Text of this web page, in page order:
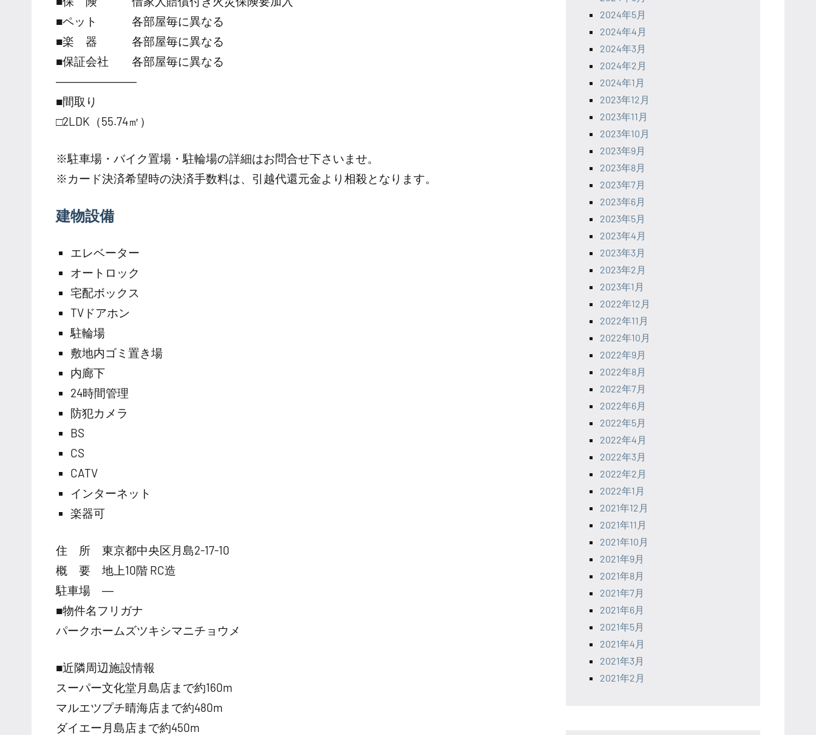
■ペット 各部屋毎に異なる
■楽 器 各部屋毎に異なる
■保証会社 各部屋毎に異なる
―――――――
■間取り
□2LDK（55.74㎡）
※駐車場・バイク置場・駐輪場の詳細はお問合せ下さいませ。
※カード決済希望時の決済手数料は、引越代還元金より相殺となります。
建物設備
エレベーター
オートロック
宅配ボックス
TVドアホン
駐輪場
敷地内ゴミ置き場
内廊下
24時間管理
防犯カメラ
BS
CS
CATV
インターネット
楽器可
住 所 東京都中央区月島2-17-10
概 要 地上10階 RC造
駐車場 ―
■物件名フリガナ
パークホームズツキシマニチョウメ
■近隣周辺施設情報
スーパー文化堂月島店まで約160m
マルエツプチ晴海店まで約480m
ダイエー月島店まで約450m
2024年5月
2024年4月
2024年3月
2024年2月
2024年1月
2023年12月
2023年11月
2023年10月
2023年9月
2023年8月
2023年7月
2023年6月
2023年5月
2023年4月
2023年3月
2023年2月
2023年1月
2022年12月
2022年11月
2022年10月
2022年9月
2022年8月
2022年7月
2022年6月
2022年5月
2022年4月
2022年3月
2022年2月
2022年1月
2021年12月
2021年11月
2021年10月
2021年9月
2021年8月
2021年7月
2021年6月
2021年5月
2021年4月
2021年3月
2021年2月